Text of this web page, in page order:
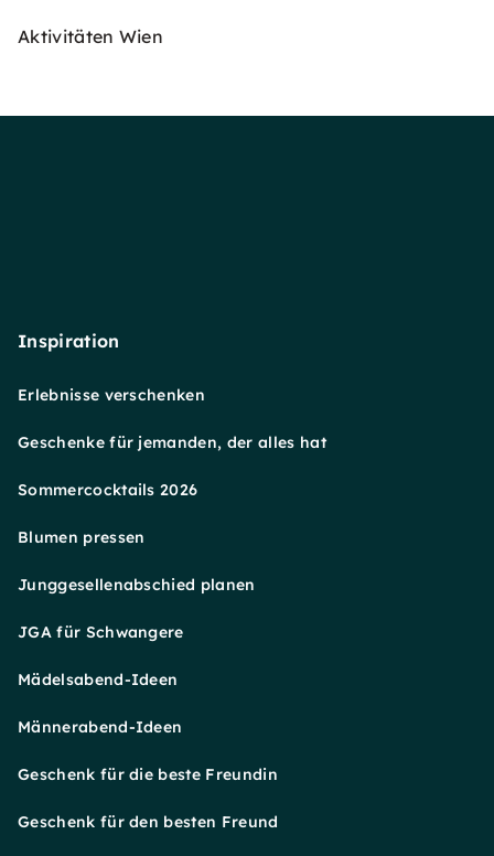
Aktivitäten Wien
Inspiration
Erlebnisse verschenken
Geschenke für jemanden, der alles hat
Sommercocktails 2026
Blumen pressen
Junggesellenabschied planen
JGA für Schwangere
Mädelsabend-Ideen
Männerabend-Ideen
Geschenk für die beste Freundin
Geschenk für den besten Freund